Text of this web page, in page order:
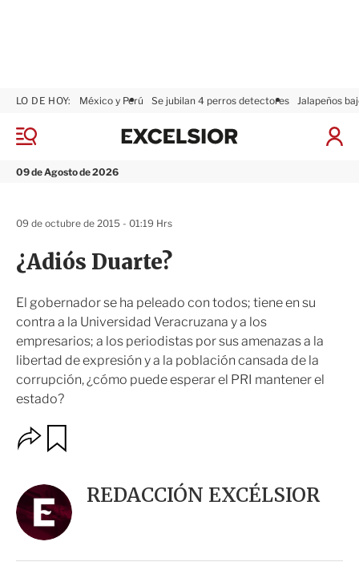
M
n
09 de Agosto de 2026
LO DE HOY: México y Perú Se jubilan 4 perros detectores Jalapeños
I
x
¿Adiós Duarte?
El gobernador se ha peleado con todos; tiene en su
contra a la Universidad Veracruzana y a los
empresarios; a los periodistas por sus amenazas a la
libertad de expresión y a la población cansada de la
corrupción, ¿cómo puede esperar el PRI mantener el
estado?
09 de octubre de 2015 - 01:19 Hrs
O
p
n
e
s
a
r
REDACCIÓN EXCÉLSIOR